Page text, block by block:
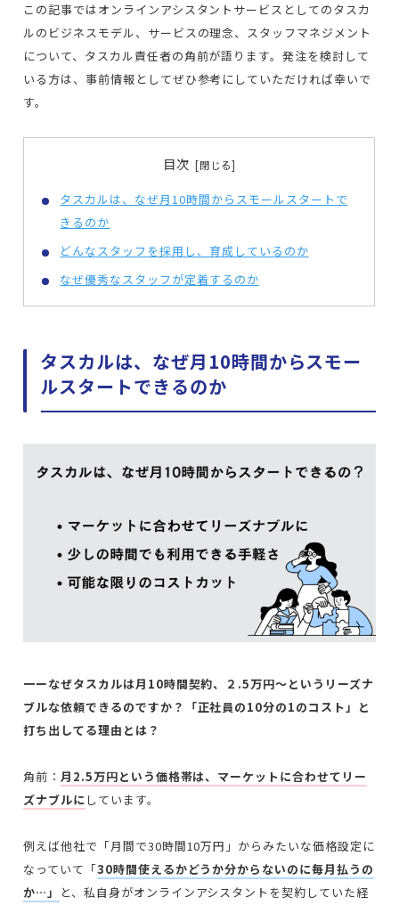
この記事ではオンラインアシスタントサービスとしてのタスカ
ルのビジネスモデル、サービスの理念、スタッフマネジメント
について、タスカル責任者の角前が語ります。発注を検討して
いる方は、事前情報としてぜひ参考にしていただければ幸いで
す。
目次
タスカルは、なぜ月10時間からスモールスタートで
きるのか
どんなスタッフを採用し、育成しているのか
なぜ優秀なスタッフが定着するのか
タスカルは、なぜ月10時間からスモー
ルスタートできるのか
一ーなぜタスカルは月10時間契約、２.5万円〜というリーズナ
ブルな依頼できるのですか？「正社員の10分の1のコスト」と
打ち出してる理由とは？
角前： 月2.5万円という価格帯は、 マーケ ットに合わせてリー
ズナブルに しています。
例えば他社で「月間で30時間10万円」からみたいな価格設定に
なっていて「30時間使えるかどうか分からないのに毎月払うの
か…」
と、私自身がオンラインアシスタントを契約していた経